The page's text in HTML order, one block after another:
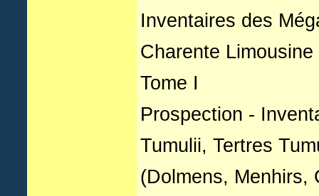
Inventaires des
Charente Limousine
Tome I
Prospection -
Tumulii, Tertres
(Dolmens, Menhirs,